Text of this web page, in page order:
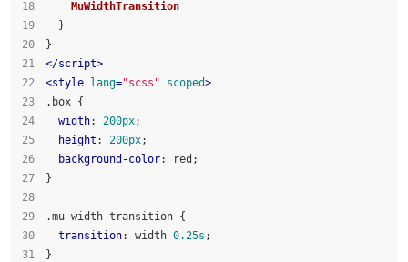
MuWidthTransition
  }
}
</script>
<style lang="scss" scoped>
.box {
width: 200px;
height : 200px;
background-color: red;
}
.mu-width-transition {
transition: width 0.25s ;
}